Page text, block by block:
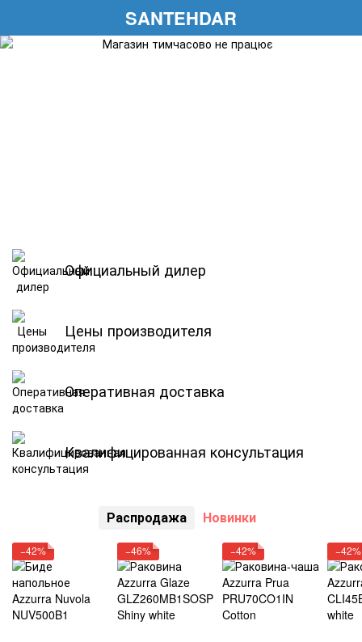
SANTEHDAR
Официальный дилер
Цены производителя
Оперативная доставка
Квалифицированная консультация
Распродажа Новинки
−42% −46% −42% −42%